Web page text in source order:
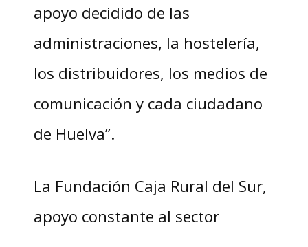
apoyo decidido de las
administraciones, la hostelería,
los distribuidores, los medios de
comunicación y cada ciudadano
de Huelva”.
La Fundación Caja Rural del Sur,
apoyo constante al sector